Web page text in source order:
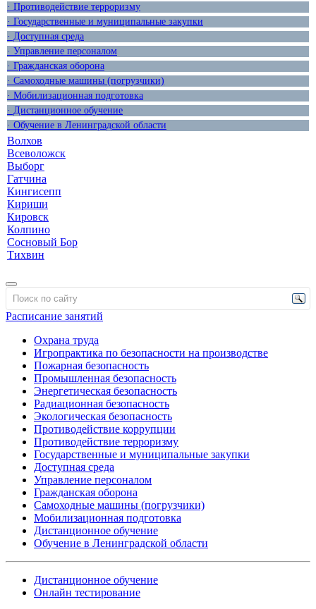
· Противодействие терроризму
· Государственные и муниципальные закупки
· Доступная среда
· Управление персоналом
· Гражданская оборона
· Самоходные машины (погрузчики)
· Мобилизационная подготовка
· Дистанционное обучение
· Обучение в Ленинградской области
Волхов
Всеволожск
Выборг
Гатчина
Кингисепп
Кириши
Кировск
Колпино
Сосновый Бор
Тихвин
Расписание занятий
Охрана труда
Игропрактика по безопасности на производстве
Пожарная безопасность
Промышленная безопасность
Энергетическая безопасность
Радиационная безопасность
Экологическая безопасность
Противодействие коррупции
Противодействие терроризму
Государственные и муниципальные закупки
Доступная среда
Управление персоналом
Гражданская оборона
Самоходные машины (погрузчики)
Мобилизационная подготовка
Дистанционное обучение
Обучение в Ленинградской области
Дистанционное обучение
Онлайн тестирование